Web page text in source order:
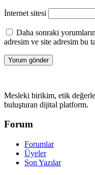
İnternet sitesi
Daha sonraki
adresim ve site adresim bu
Mesleki birikim, etik değerler
buluşturan dijital platform.
Forum
Forumlar
Üyeler
Son Yazılar